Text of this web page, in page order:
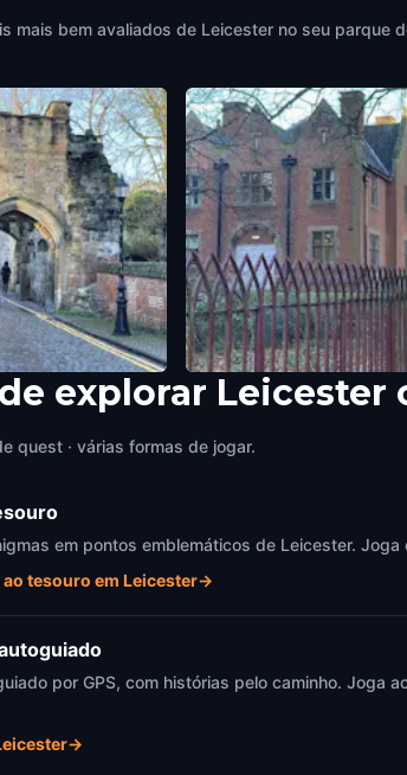
mais bem avaliados de Leicester no seu
Trinity Hospital
explorar Leicester
quest · várias formas de jogar.
em pontos emblemáticos de Leicester.
tesouro em Leicester→
por GPS, com histórias pelo caminho. Joga
→